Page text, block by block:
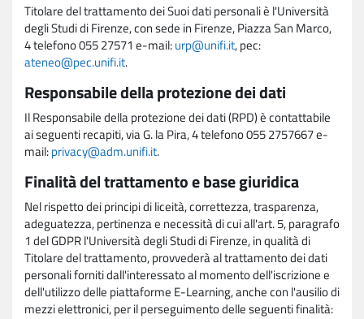
Titolare del trattamento dei Suoi dati personali è l'Università
degli Studi di Firenze, con sede in Firenze, Piazza San Marco,
4 telefono 055 27571 e-mail:urp@unifi.it, pec:
ateneo@pec.unifi.it.
Responsabile della protezione dei dati
Il Responsabile della protezione dei dati (RPD) è contattabile
ai seguenti recapiti, via G. la Pira, 4 telefono 055 2757667 e-
mail:privacy@adm.unifi.it.
Finalità del trattamento e base giuridica
Nel rispetto dei principi di liceità, correttezza, trasparenza,
adeguatezza, pertinenza e necessità di cui all'art. 5, paragrafo
1 del GDPR l'Università degli Studi di Firenze, in qualità di
Titolare del trattamento, provvederà al trattamento dei dati
personali forniti dall'interessato al momento dell'iscrizione e
dell'utilizzo delle piattaforme E-Learning, anche con l'ausilio di
mezzi elettronici, per il perseguimento delle seguenti finalità: